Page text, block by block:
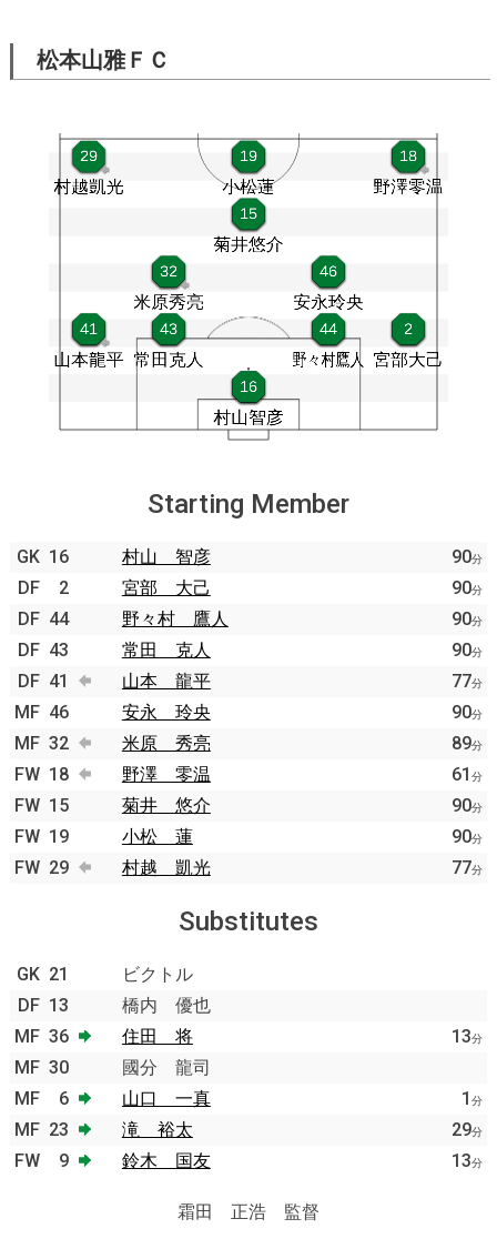
松本山雅ＦＣ
Starting Member
GK 16 村山 智彦 90分
DF 2 宮部 大己 90分
DF 44 野々村 鷹人 90分
DF 43 常田 克人 90分
DF 41 山本 龍平 77分
MF 46 安永 玲央 90分
MF 32 米原 秀亮 89分
FW 18 野澤 零温 61 分
FW 15 菊井 悠介 90分
FW 19 小松 蓮 90分
FW 29 村越 凱光 77分
Substitutes
GK 21
ビクトル
DF 13
橋内 優也
MF 36 住田 将 13分
MF 30
國分 龍司
MF
6 山口 一真 1 分
MF 23 滝 裕太 29分
FW 9 鈴木 国友 13分
霜田 正浩 監督